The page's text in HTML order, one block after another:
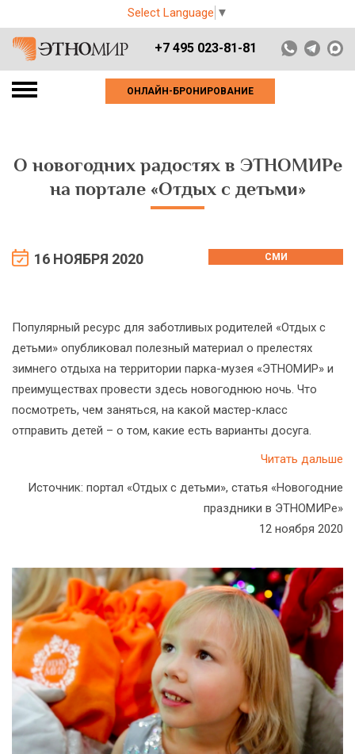
Select Language ▼
+7 495 023-81-81
ОНЛАЙН-БРОНИРОВАНИЕ
О новогодних радостях в ЭТНОМИРе
на портале «Отдых с детьми»
16 НОЯБРЯ 2020 СМИ
Популярный ресурс для заботливых родителей «Отдых с
детьми» опубликовал полезный материал о прелестях
зимнего отдыха на территории парка-музея «ЭТНОМИР» и
преимуществах провести здесь новогоднюю ночь. Что
посмотреть, чем заняться, на какой мастер-класс
отправить детей – о том, какие есть варианты досуга.
Читать дальше
Источник: портал «Отдых с детьми», статья «Новогодние
праздники в ЭТНОМИРе»
12 ноября 2020